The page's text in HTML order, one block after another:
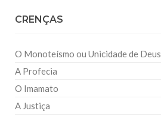
CRENÇAS
O Monoteísmo ou Unicidade de Deus
A Profecia
O Imamato
A Justiça